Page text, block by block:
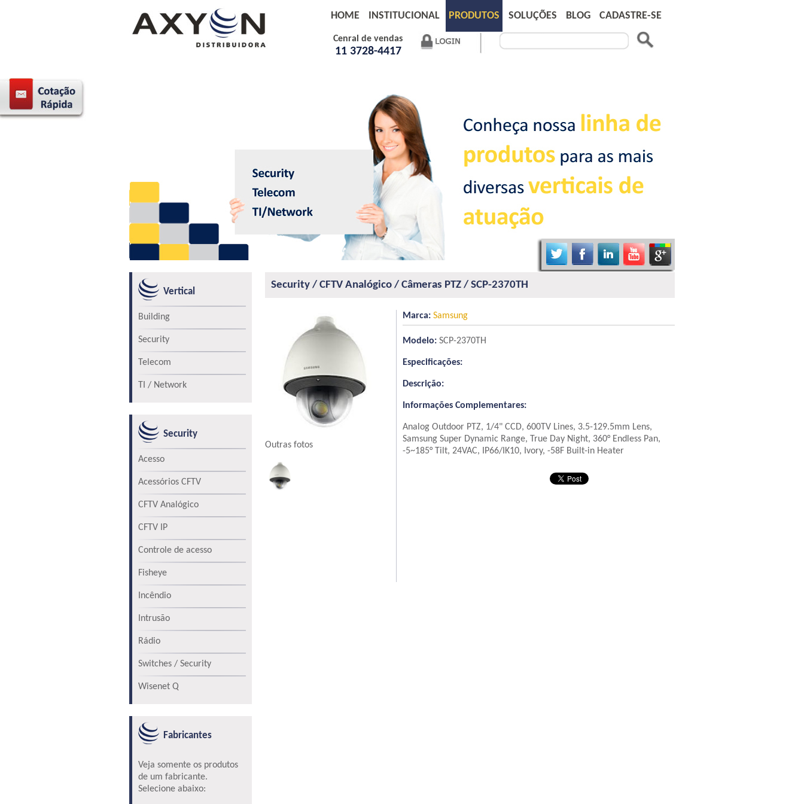
Cenral de vendas
11 3728-4417
HOME INSTITUCIONAL PRODUTOS SOLUÇÕES BLOG CADASTRE-SE
Vertical
Building
Security
Telecom
TI / Network
Security
Acesso
Acessórios CFTV
CFTV Analógico
CFTV IP
Controle de acesso
Fisheye
Incêndio
Intrusão
Rádio
Switches / Security
Wisenet Q
Fabricantes
Veja somente os produtos
de um fabricante.
Selecione abaixo:
Security / CFTV Analógico / Câmeras PTZ / SCP-2370TH
Outras fotos
Marca: Samsung
Modelo: SCP-2370TH
Especificações:
Descrição:
Informações Complementares:
Analog Outdoor PTZ, 1/4" CCD, 600TV Lines, 3.5-129.5mm Lens,
Samsung Super Dynamic Range, True Day Night, 360° Endless Pan,
-5~185° Tilt, 24VAC, IP66/IK10, Ivory, -58F Built-in Heater